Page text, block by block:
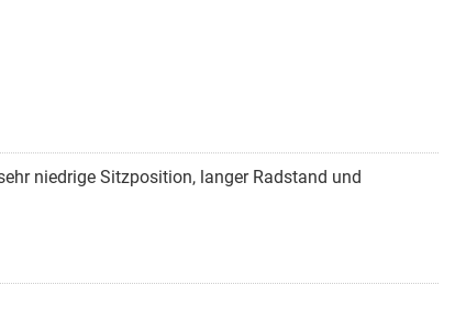
niedrige Sitzposition, langer Radstand und